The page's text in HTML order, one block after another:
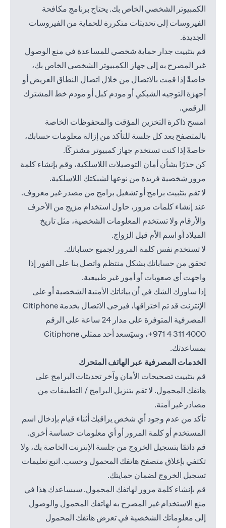
الكمبيوتر الشخصي الخاص بك. يحتاج برنامج مكافحة
الفيروسات إلى تحديثات متكررة للحماية من الفيروسات
الجديدة.
قم بتثبيت جدار حماية شخصي للمساعدة في منع الوصول
غير المصرح به إلى جهاز الكمبيوتر الشخصي الخاص بك،
خاصةً إذا قمت بالاتصال من خلال اتصال النطاق العريض أو
أجهزة التوجيه الشبكي أو مودم كبل أو مودم خط المشترك
الرقمي.
امسح ذاكرة التخزين المؤقت والمحفوظات الخاصة
بالمتصفح بعد كل جلسة للتأكد من إزالة معلومات حسابك،
خاصةً إذا كنت تستخدم جهاز كمبيوتر مشتركًا.
كن حذرًا بشأن أمان التوصيلات اللاسلكية، وقم بإنشاء كلمة
مرور شخصية فريدة من نوعها لشبكتك اللاسلكية.
لا تقم بتثبيت برامج أو تشغيل برامج من مصدر غير معروف.
عند إنشاء كلمات مرور، حاول استخدام مزيج من الأحرف
والأرقام ولا تستخدم المعلومات الشخصية، مثل تاريخ
الميلاد أو اسم الأم قبل الزواج.
لا تستخدم نفس كلمة المرور لجميع حساباتك.
تحقق من حساباتك بشكل منتظم واتصل بنا على الفور إذا
واجهت أي صعوبات أو أمور غير طبيعية.
إذا ساورك الشك في أن بياناتك الأمنية الشخصية أو على
الإنترنت قد تم اختراقها، فيرجى الاتصال بخدمة Citiphone
المصرفية المتوفرة على مدار 24 ساعة على الرقم
4000 311 4 971+
، وسيَسعد أحد ممثلي Citiphone
بمساعدتك.
الخدمات المصرفية عبر الهاتف المتحرك
قم بتثبيت تصحيحات الأمان وآخر تحديثات البرامج على
هاتفك المحمول. لا تقم بتنزيل البرامج / التطبيقات من
مصادر غير آمنة.
تأكد من عدم وجود أي شخص يراقبك أثناء قيام بإدخال اسم
المستخدم أو كلمة المرور أو أي معلومات حساسة أخرى.
قم دائمًا بتسجيل الخروج من جلسة الإنترنت الخاصة بك، ولا
تكتفي بإغلاق متصفح هاتفك المحمول وحسب. اتبع تعليمات
تسجيل الخروج لضمان حمايتك.
قم بإنشاء كلمة مرور لهاتفك المحمول. سيساعدك هذا في
منع الاستخدام غير المصرح به لهاتفك المحمول والوصول
إلى معلوماتك الشخصية في تعرض هاتفك المحمول